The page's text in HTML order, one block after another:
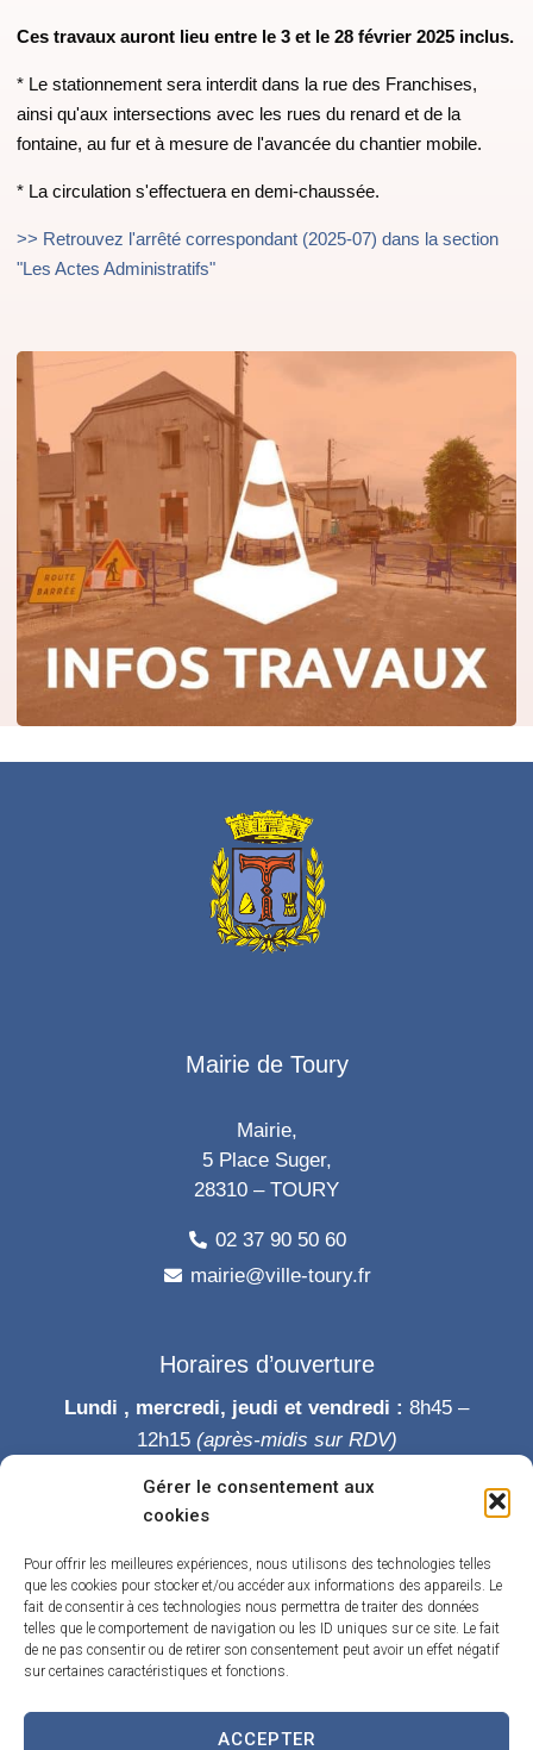
Gérer le consentement aux
cookies
Pour offrir les meilleures expériences, nous utilisons des technologies telles
que les cookies pour stocker et/ou accéder aux informations des appareils. Le
fait de consentir à ces technologies nous permettra de traiter des données
telles que le comportement de navigation ou les ID uniques sur ce site. Le fait
de ne pas consentir ou de retirer son consentement peut avoir un effet négatif
sur certaines caractéristiques et fonctions.
ACCEPTER
Ces travaux auront lieu entre le 3 et le 28 février 2025 inclus.
* Le stationnement sera interdit dans la rue des Franchises,
ainsi qu'aux intersections avec les rues du renard et de la
fontaine, au fur et à mesure de l'avancée du chantier mobile.
* La circulation s'effectuera en demi-chaussée.
>> Retrouvez l'arrêté correspondant (2025-07) dans la section
"Les Actes Administratifs"
Mairie de Toury
Mairie,
5 Place Suger,
28310 – TOURY
02 37 90 50 60
mairie@ville-toury.fr
Horaires d’ouverture
Lundi , mercredi, jeudi et vendredi : 8h45 –
12h15 (après-midis sur RDV)
Accessibilité Contact